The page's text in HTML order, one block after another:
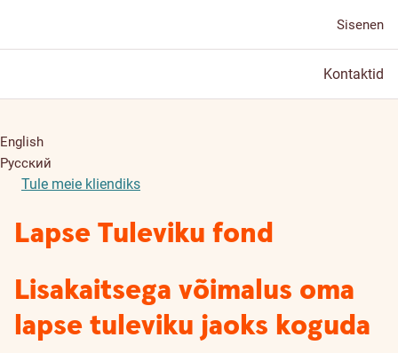
Sisenen
Kontaktid
English
Русский
Tule meie kliendiks
Lapse Tuleviku fond
Lisakaitsega võimalus oma
lapse tuleviku jaoks koguda